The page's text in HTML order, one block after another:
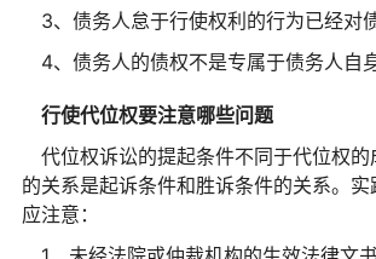
3、债务人怠于行使权利的行为已经对
4、债务人的债权不是专属于债务人自
行使代位权要注意哪些问题
代位权诉讼的提起条件不同于代位权
的关系是起诉条件和胜诉条件的关系。
应注意：